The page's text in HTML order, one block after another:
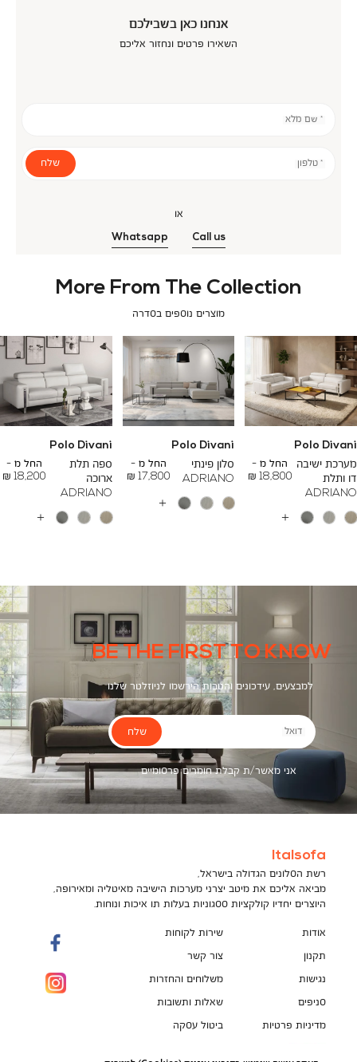
אנחנו כאן בשבילכם
השאירו פרטים ונחזור אליכם
* שם מלא
* טלפון שלח
או
Call us
Whatsapp
More From The Collection
מוצרים נוספים בסדרה
Polo Divani
מערכת ישיבה
דו ותלת
ADRIANO
החל מ -
18,800 ₪
To
24,500 ₪
עוד
Polo Divani
סלון פינתי
ADRIANO
החל מ -
17,800 ₪
To
26,700 ₪
עוד
Polo Divani
ספה תלת
ארוכה
ADRIANO
החל מ -
18,200 ₪
To
23,200 ₪
עוד
BE THE FIRST TO KNOW
למבצעים, עידכונים והטבות הירשמו לניוזלטר שלנו
דואל
אני מאשר/ת קבלת חומרים פרסומיים
שלח
Italsofa
רשת הסלונים הגדולה בישראל,
מביאה אליכם את מיטב יצרני מערכות הישיבה מאיטליה ומאירופה,
היוצרים יחדיו קולקציות ססגוניות בעלות תו איכות ונוחות.
אודות
תקנון
נגישות
סניפים
מדיניות פרטיות
שירות לקוחות
צור קשר
משלוחים והחזרות
שאלות ותשובות
ביטול עסקה